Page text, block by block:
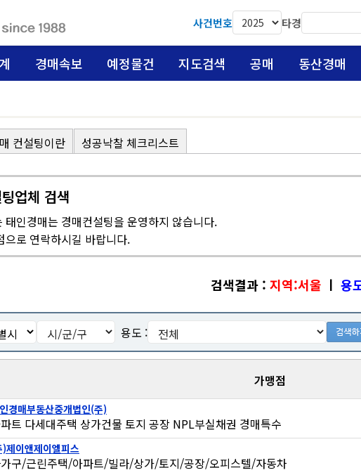
사건번호 타경
경매속보 예정물건 지도검색 공매 동산경매
컨설팅이란 성공낙찰 체크리스트
업체 검색
인경매는 경매컨설팅을 운영하지 않습니다.
로 연락하시길 바랍니다.
검색결과 : 지역:서울 ㅣ 용
용도 :
가맹점
경매부동산중개법인(주)
트 다세대주택 상가건물 토지 공장 NPL부실채권 경매특수
)제이앤제이엘피스
구/근린주택/아파트/빌라/상가/토지/공장/오피스텔/자동차